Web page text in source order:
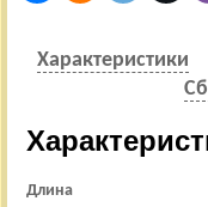
Характеристики
Длина